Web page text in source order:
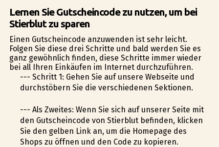
Lernen Sie Gutscheincode zu nutzen, um bei
Stierblut zu sparen
Einen Gutscheincode anzuwenden ist sehr leicht.
Folgen Sie diese drei Schritte und bald werden Sie es
ganz gewöhnlich finden, diese Schritte immer wieder
bei all Ihren Einkäufen im Internet durchzuführen.
--- Schritt 1: Gehen Sie auf unsere Webseite und
durchstöbern Sie die verschiedenen Sektionen.
--- Als Zweites: Wenn Sie sich auf unserer Seite mit
den Gutscheincode von Stierblut befinden, klicken
Sie den gelben Link an, um die Homepage des
Shops zu öffnen und den Code zu kopieren.